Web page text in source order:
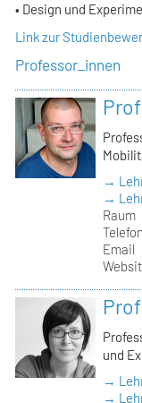
• Design und
Link zur
Professor_innen
→
→
Raum
Telefon
Email
und
→
→